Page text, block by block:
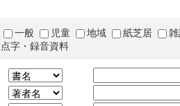
一般 児童 地域 紙芝居
点字・録音資料